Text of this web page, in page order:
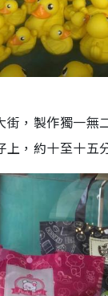
街，製作獨一無
，約十至十五